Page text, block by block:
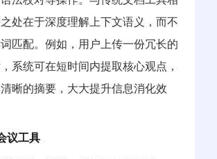
处在于深度理解上下文语义，而不
匹配。例如，用户上传一份冗长的
系统可在短时间内提取核心观点，
晰的摘要，大大提升信息消化效
议工具